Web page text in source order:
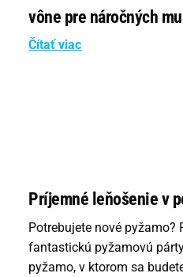
vône pre náročných
Čítať viac
Príjemné leňošenie v
Potrebujete nové pyžamo?
fantastickú pyžamovú
pyžamo, v ktorom sa